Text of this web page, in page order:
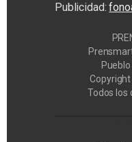
Publicidad:
Todos los